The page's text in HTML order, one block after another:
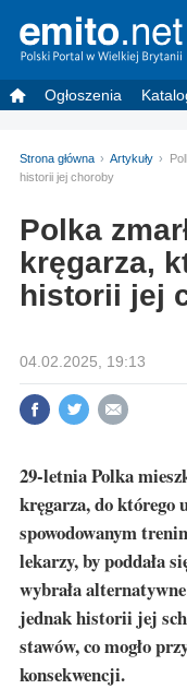
Ogłoszenia
Strona główna Artykuły
historii jej choroby
Polka
kręgarza,
historii jej
04.02.2025, 19:13
29-letnia Polka
kręgarza, do którego
spowodowanym
lekarzy, by poddała
wybrała
jednak historii jej
stawów, co mogło
konsekwencji.